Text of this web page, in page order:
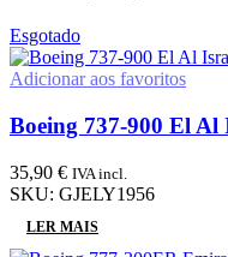
Esgotado
Adicionar aos favoritos
Boeing 737-900 El Al
35,90 € IVA incl.
SKU: GJELY1956
LER MAIS